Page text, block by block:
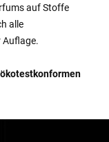
auf Stoffe
alle
Auflage.
ökotestkonformen